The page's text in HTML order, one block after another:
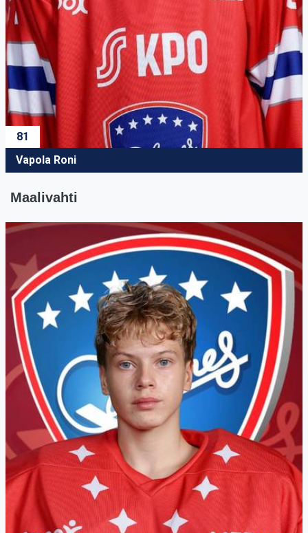
81
Vapola Roni
Maalivahti